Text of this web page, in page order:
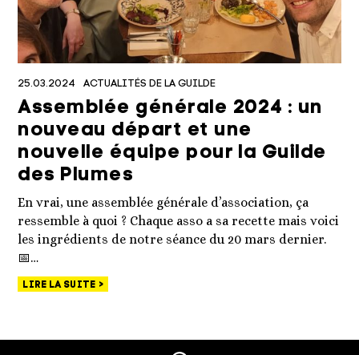
25.03.2024 ACTUALITÉS DE LA GUILDE
Assemblée générale 2024 : un
nouveau départ et une
nouvelle équipe pour la Guilde
des Plumes
En vrai, une assemblée générale d’association, ça
ressemble à quoi ? Chaque asso a sa recette mais voici
les ingrédients de notre séance du 20 mars dernier.
📅…
LIRE LA SUITE